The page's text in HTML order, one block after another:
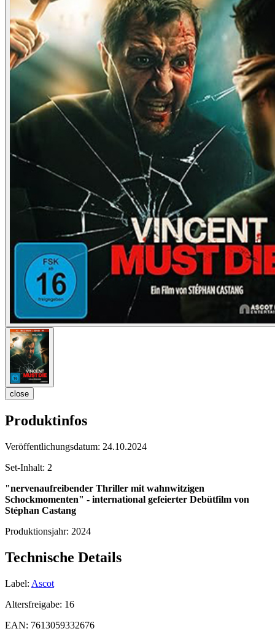
close
Produktinfos
Veröffentlichungsdatum: 24.10.2024
Set-Inhalt: 2
"nervenaufreibender Thriller mit wahnwitzigen
Schockmomenten" - international gefeierter Debütfilm von
Stéphan Castang
Produktionsjahr: 2024
Technische Details
Label: Ascot
Altersfreigabe: 16
EAN: 7613059332676